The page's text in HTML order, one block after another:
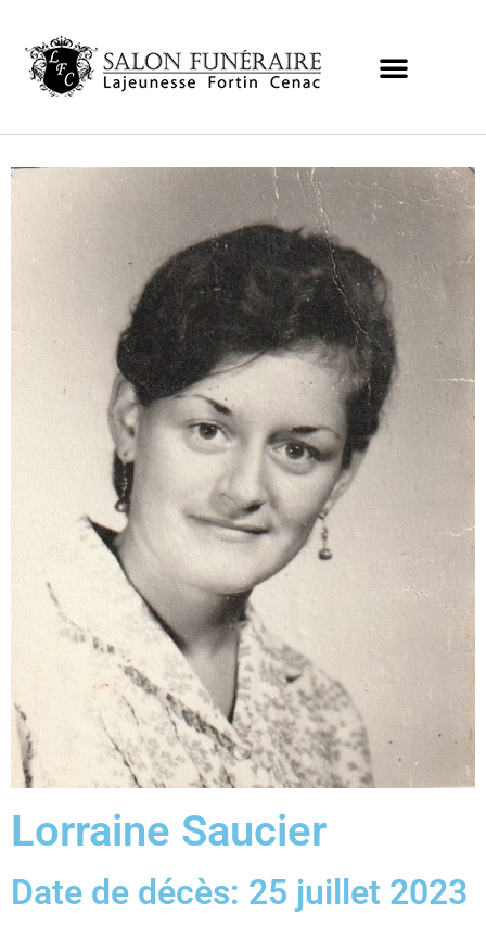
Lorraine Saucier
Date de décès: 25 juillet 2023